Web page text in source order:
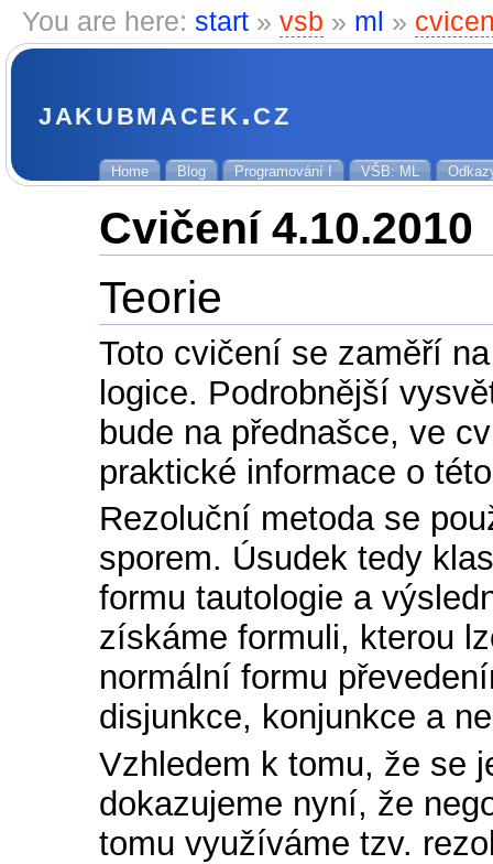
You are here: start » vsb » ml »
jakubmacek.cz
Home Blog Programování I VŠB: ML
Cvičení 4.10.2010
Teorie
Toto cvičení se zaměří
logice. Podrobnější
bude na přednašce, ve
praktické informace o
Rezoluční metoda se
sporem. Úsudek tedy
formu tautologie a
získáme formuli, kterou
normální formu
disjunkce, konjunkce a
Vzhledem k tomu, že se
dokazujeme nyní, že
tomu využíváme tzv.